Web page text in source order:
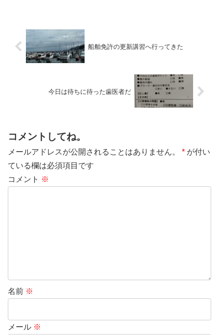
船舶免許の更新講習へ行ってきた
今日は待ちに待った歯医者だ
コメントしてね。
メールアドレスが公開されることはありません。 * が付い
ている欄は必須項目です
コメント ※
名前 ※
メール ※